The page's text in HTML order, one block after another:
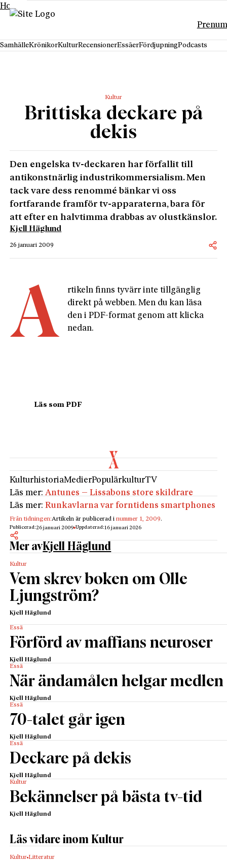
Hoppa till innehåll
SamhälleKrönikorKulturRecensionerEssäerFördjupningPodcasts
Kultur
Brittiska deckare på
dekis
Den engelska tv-deckaren har förfallit till
antikonstnärlig industrikommersialism. Men
tack vare dess renommé bänkar vi oss
fortfarande framför tv-apparaterna, bara för
att efter en halvtimma drabbas av olustkänslor.
Kjell Häglund
26 januari 2009
A
rtikeln finns tyvärr inte tillgänglig
direkt på webben. Men du kan läsa
den i PDF-format genom att klicka
nedan.
KulturhistoriaMedierPopulärkulturTV
Läs mer:Antunes – Lissabons store skildrare
Läs mer:Runkavlarna var forntidens smartphones
Från tidningen:Artikeln är publicerad inummer 1, 2009.
Publicerad:26 januari 2009 Uppdaterad:16 januari 2026
Mer avKjell Häglund
Kultur
Vem skrev boken om Olle
Ljungström?
Kjell Häglund
Essä
Förförd av maffians neuroser
Kjell Häglund
Essä
När ändamålen helgar medlen
Kjell Häglund
Essä
70-talet går igen
Kjell Häglund
Essä
Deckare på dekis
Kjell Häglund
Kultur
Bekännelser på bästa tv-tid
Kjell Häglund
Läs vidare inom Kultur
Kultur Litteratur